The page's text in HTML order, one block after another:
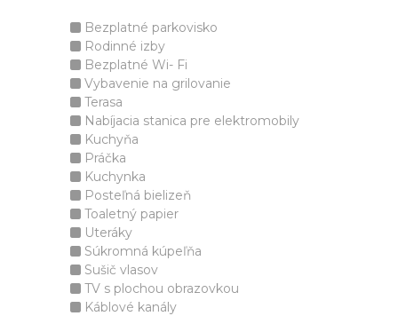
Bezplatné parkovisko
Rodinné izby
Bezplatné Wi- Fi
Vybavenie na grilovanie
Terasa
Nabíjacia stanica pre elektromobily
Kuchyňa
Práčka
Kuchynka
Posteľná bielizeň
Toaletný papier
Uteráky
Súkromná kúpeľňa
Sušič vlasov
TV s plochou obrazovkou
Káblové kanály